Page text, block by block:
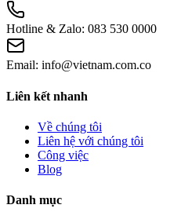
Hotline & Zalo: 083 530 0000
Email: info@vietnam.com.co
Liên kết nhanh
Về chúng tôi
Liên hệ với chúng tôi
Công việc
Blog
Danh mục